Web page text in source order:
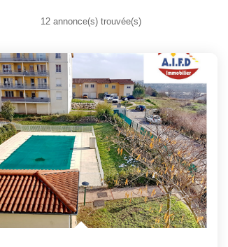
12 annonce(s) trouvée(s)